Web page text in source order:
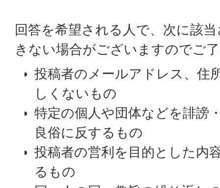
回答を希望される人で、次に該
きない場合がございますのでご
投稿者のメールアドレス、住
しくないもの
特定の個人や団体などを誹謗
良俗に反するもの
投稿者の営利を目的とした内
るもの